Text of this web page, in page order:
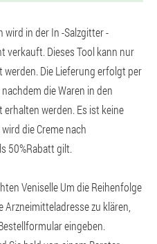
wird in der In -Salzgitter -
verkauft. Dieses Tool kann nur
Die Lieferung erfolgt per
die Waren in den
werden. Es ist keine
die Creme nach
50%Rabatt gilt.
Veniselle Um die Reihenfolge
zu klären,
eingeben.